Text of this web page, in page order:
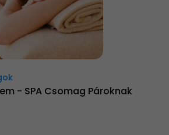
- SPA Csomag Pároknak